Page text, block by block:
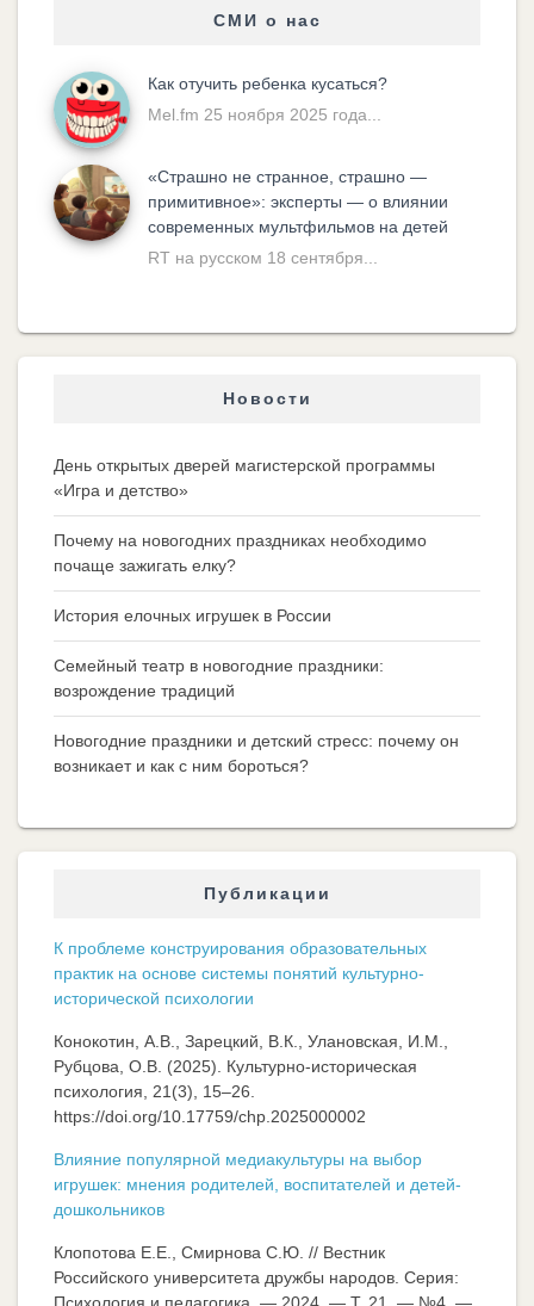
СМИ о нас
Как отучить ребенка кусаться?
Mel.fm 25 ноября 2025 года...
«Cтрашно не странное, страшно —
примитивное»: эксперты — о влиянии
современных мультфильмов на детей
RT на русском 18 сентября...
Новости
День открытых дверей магистерской программы
«Игра и детство»
Почему на новогодних праздниках необходимо
почаще зажигать елку?
История елочных игрушек в России
Семейный театр в новогодние праздники:
возрождение традиций
Новогодние праздники и детский стресс: почему он
возникает и как с ним бороться?
Публикации
К проблеме конструирования образовательных
практик на основе системы понятий культурно-
исторической психологии
Конокотин, А.В., Зарецкий, В.К., Улановская, И.М.,
Рубцова, О.В. (2025). Культурно-историческая
психология, 21(3), 15–26.
https://doi.org/10.17759/chp.2025000002
Влияние популярной медиакультуры на выбор
игрушек: мнения родителей, воспитателей и детей-
дошкольников
Клопотова Е.Е., Смирнова С.Ю. // Вестник
Российского университета дружбы народов. Серия: